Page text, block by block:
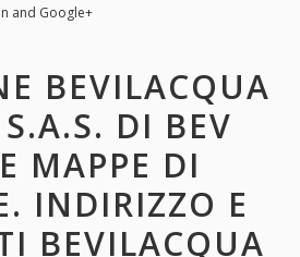
and Google+
BEVILACQUA
DI BEV
MAPPE DI
INDIRIZZO E
BEVILACQUA